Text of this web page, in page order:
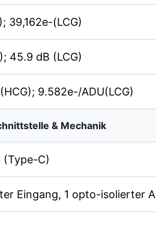
39,162e-(LCG)
45.9 dB (LCG)
9.582e-/ADU(LCG)
& Mechanik
(Type-C)
Eingang, 1 opto-isolierter